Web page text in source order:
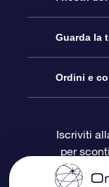
Contattaci
Blog
OSR
Online Star
Pacchetto
Gift Card
Guarda la
Registro
Star Page
Ordini e
Iscriviti
per